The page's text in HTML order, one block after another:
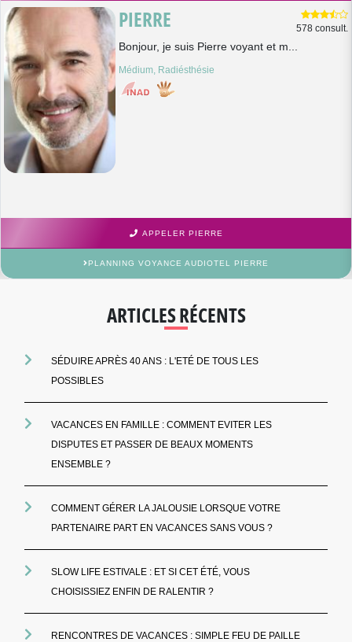
PIERRE 578 consult.
Bonjour, je suis Pierre voyant et m...
Médium, Radiésthésie
APPELER PIERRE
PLANNING VOYANCE AUDIOTEL PIERRE
ARTICLES RÉCENTS
SÉDUIRE APRÈS 40 ANS : L'ETÉ DE TOUS LES
POSSIBLES
VACANCES EN FAMILLE : COMMENT EVITER LES
DISPUTES ET PASSER DE BEAUX MOMENTS
ENSEMBLE ?
COMMENT GÉRER LA JALOUSIE LORSQUE VOTRE
PARTENAIRE PART EN VACANCES SANS VOUS ?
SLOW LIFE ESTIVALE : ET SI CET ÉTÉ, VOUS
CHOISISSIEZ ENFIN DE RALENTIR ?
RENCONTRES DE VACANCES : SIMPLE FEU DE PAILLE